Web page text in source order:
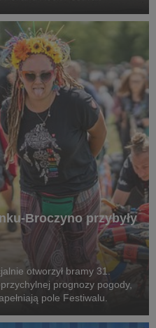
Broczyno przybyły
otworzył bramy 31.
prognozy pogody,
pole Festiwalu.